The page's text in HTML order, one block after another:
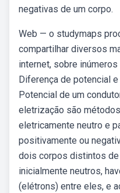
negativas de um corpo.
Web — o studymaps
compartilhar diversos
internet, sobre
Diferença de potencial
Potencial de um
eletrização são
eletricamente neutro e
positivamente ou
dois corpos distintos
inicialmente neutros,
(elétrons) entre eles, e